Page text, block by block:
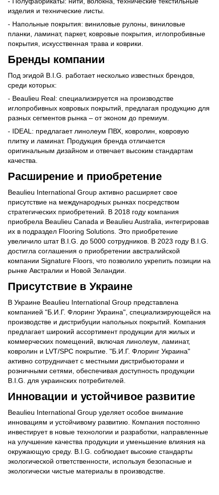
изделия и технические листы.
- Напольные покрытия: виниловые рулоны, виниловые
планки, ламинат, паркет, ковровые покрытия, иглопробивные
покрытия, искусственная трава и коврики.
Бренды компании
Под эгидой B.I.G. работает несколько известных брендов,
среди которых:
- Beaulieu Real: специализируется на производстве
иглопробивных ковровых покрытий, предлагая продукцию для
разных сегментов рынка – от эконом до премиум.
- IDEAL: предлагает линолеум ПВХ, ковролин, ковровую
плитку и ламинат. Продукция бренда отличается
оригинальным дизайном и отвечает высоким стандартам
качества.
Расширение и приобретение
Beaulieu International Group активно расширяет свое
присутствие на международных рынках посредством
стратегических приобретений. В 2018 году компания
приобрела Beaulieu Canada и Beaulieu Australia, интегрировав
их в подраздел Flooring Solutions. Это приобретение
увеличило штат B.I.G. до 5000 сотрудников. В 2023 году B.I.G.
достигла соглашения о приобретении австралийской
компании Signature Floors, что позволило укрепить позиции на
рынке Австралии и Новой Зеландии.
Присутствие в Украине
В Украине Beaulieu International Group представлена ​​
компанией "Б.И.Г. Флоринг Украина", специализирующейся на
производстве и дистрибуции напольных покрытий. Компания
предлагает широкий ассортимент продукции для жилых и
коммерческих помещений, включая линолеум, ламинат,
ковролин и LVT/SPC покрытие. "Б.И.Г. Флоринг Украина"
активно сотрудничает с местными дистрибьюторами и
розничными сетями, обеспечивая доступность продукции
B.I.G. для украинских потребителей.
Инновации и устойчивое развитие
Beaulieu International Group уделяет особое внимание
инновациям и устойчивому развитию. Компания постоянно
инвестирует в новые технологии и разработки, направленные
на улучшение качества продукции и уменьшение влияния на
окружающую среду. B.I.G. соблюдает высокие стандарты
экологической ответственности, используя безопасные и
экологически чистые материалы в производстве.